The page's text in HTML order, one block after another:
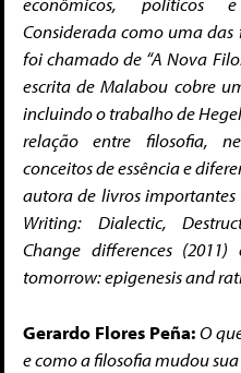
Considerada como uma
foi chamado de “A Nova
escrita de Malabou cobre
incluindo o trabalho de
relação entre filosofia,
conceitos de essência e
autora de livros
Writing: Dialectic,
Change differences
tomorrow: epigenesis and
Gerardo Flores Peña:O
e como a filosofia mudou